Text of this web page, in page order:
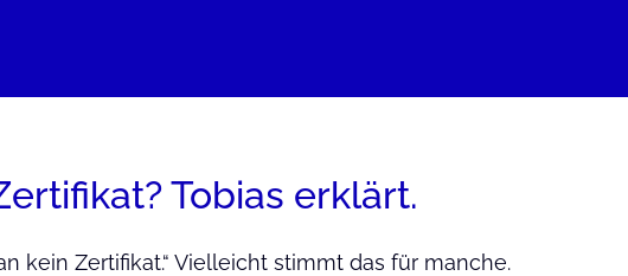
Tobias erklärt.
kein Zertifikat.“ Vielleicht stimmt das für manche.